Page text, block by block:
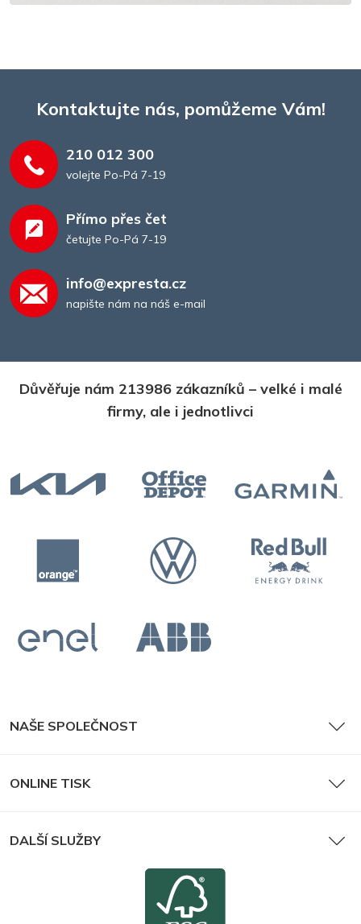
Kontaktujte nás, pomůžeme Vám!
210 012 300
volejte Po-Pá 7-19
Přímo přes čet
četujte Po-Pá 7-19
info@expresta.cz
napište nám na náš e-mail
Důvěřuje nám 213986 zákazníků – velké i malé
firmy, ale i jednotlivci
NAŠE SPOLEČNOST
ONLINE TISK
DALŠÍ SLUŽBY